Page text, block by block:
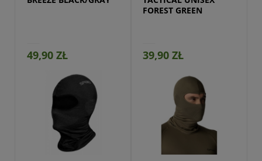
49,90 ZŁ
FOREST GREEN
39,90 ZŁ
Przejdź do produktu